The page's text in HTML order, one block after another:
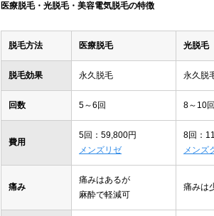
医療脱毛・光脱毛・美容電気脱毛の特徴
脱毛方法 医療脱毛 光脱毛
脱毛効果 永久脱毛 永久脱
回数 5～6回 8～10回
費用
5回：59,800円
メンズリゼ
8回：
メンズ
痛み
痛みはあるが
麻酔で軽減可
痛みは